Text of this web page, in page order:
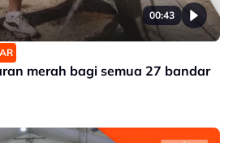
00:43
merah bagi semua 27 bandar